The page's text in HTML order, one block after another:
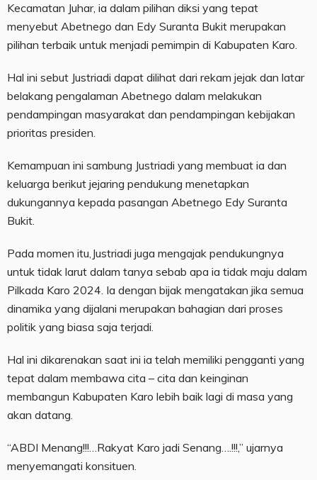
Kecamatan Juhar, ia dalam pilihan diksi yang tepat
menyebut Abetnego dan Edy Suranta Bukit merupakan
pilihan terbaik untuk menjadi pemimpin di Kabupaten Karo.
Hal ini sebut Justriadi dapat dilihat dari rekam jejak dan latar
belakang pengalaman Abetnego dalam melakukan
pendampingan masyarakat dan pendampingan kebijakan
prioritas presiden.
Kemampuan ini sambung Justriadi yang membuat ia dan
keluarga berikut jejaring pendukung menetapkan
dukungannya kepada pasangan Abetnego Edy Suranta
Bukit.
Pada momen itu,Justriadi juga mengajak pendukungnya
untuk tidak larut dalam tanya sebab apa ia tidak maju dalam
Pilkada Karo 2024. Ia dengan bijak mengatakan jika semua
dinamika yang dijalani merupakan bahagian dari proses
politik yang biasa saja terjadi.
Hal ini dikarenakan saat ini ia telah memiliki pengganti yang
tepat dalam membawa cita – cita dan keinginan
membangun Kabupaten Karo lebih baik lagi di masa yang
akan datang.
“ABDI Menang!!!…Rakyat Karo jadi Senang….!!!,” ujarnya
menyemangati konsituen.